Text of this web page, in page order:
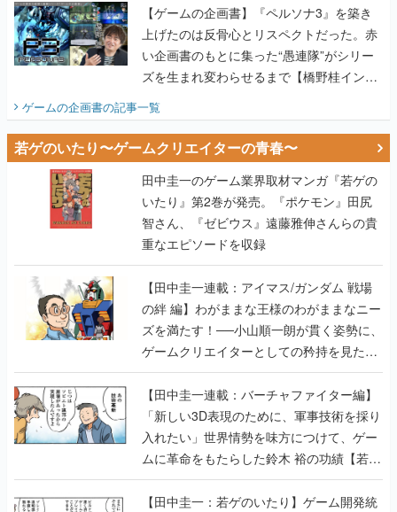
【ゲームの企画書】『ペルソナ3』を築き
上げたのは反骨心とリスペクトだった。赤
い企画書のもとに集った“愚連隊”がシリー
ズを生まれ変わらせるまで【橋野桂インタ
ゲームの企画書の記事一覧
若ゲのいたり〜ゲームクリエイターの青春〜
田中圭一のゲーム業界取材マンガ『若ゲの
いたり』第2巻が発売。『ポケモン』田尻
智さん、『ゼビウス』遠藤雅伸さんらの貴
重なエピソードを収録
【田中圭一連載：アイマス/ガンダム 戦場
の絆 編】わがままな王様のわがままなニー
ズを満たす！──小山順一朗が貫く姿勢に、
ゲームクリエイターとしての矜持を見た
【若ゲのいたり最終回】
【田中圭一連載：バーチャファイター編】
「新しい3D表現のために、軍事技術を採り
入れたい」世界情勢を味方につけて、ゲー
ムに革命をもたらした鈴木 裕の功績【若ゲ
のいたり】
【田中圭一：若ゲのいたり】ゲーム開発統